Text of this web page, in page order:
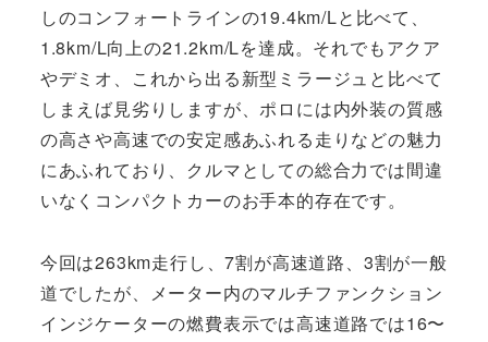
しのコンフォートラインの19.4km/Lと比べて、
1.8km/L向上の21.2km/Lを達成。それでもアクア
やデミオ、これから出る新型ミラージュと比べて
しまえば見劣りしますが、ポロには内外装の質感
の高さや高速での安定感あふれる走りなどの魅力
にあふれており、クルマとしての総合力では間違
いなくコンパクトカーのお手本的存在です。
今回は263km走行し、7割が高速道路、3割が一般
道でしたが、メーター内のマルチファンクション
インジケーターの燃費表示では高速道路では16〜